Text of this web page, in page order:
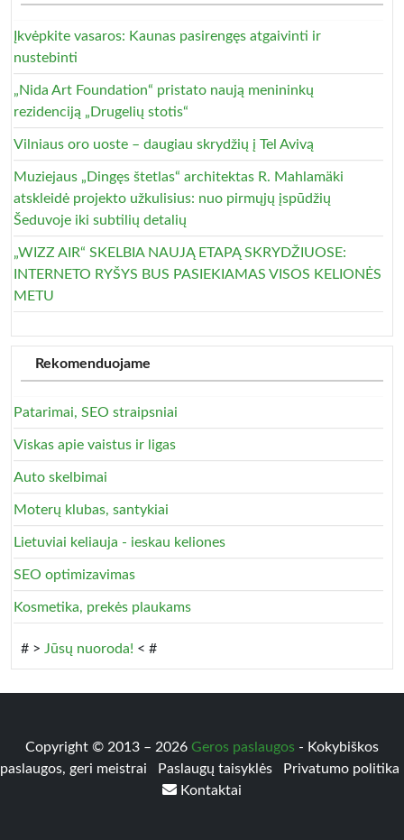
Įkvėpkite vasaros: Kaunas pasirengęs atgaivinti ir
nustebinti
„Nida Art Foundation“ pristato naują menininkų
rezidenciją „Drugelių stotis“
Vilniaus oro uoste – daugiau skrydžių į Tel Avivą
Muziejaus „Dingęs štetlas“ architektas R. Mahlamäki
atskleidė projekto užkulisius: nuo pirmųjų įspūdžių
Šeduvoje iki subtilių detalių
„WIZZ AIR“ SKELBIA NAUJĄ ETAPĄ SKRYDŽIUOSE:
INTERNETO RYŠYS BUS PASIEKIAMAS VISOS KELIONĖS
METU
Rekomenduojame
Patarimai, SEO straipsniai
Viskas apie vaistus ir ligas
Auto skelbimai
Moterų klubas, santykiai
Lietuviai keliauja - ieskau keliones
SEO optimizavimas
Kosmetika, prekės plaukams
# > Jūsų nuoroda! < #
Copyright © 2013 – 2026 Geros paslaugos - Kokybiškos
paslaugos, geri meistrai
Paslaugų taisyklės
Privatumo politika
Kontaktai